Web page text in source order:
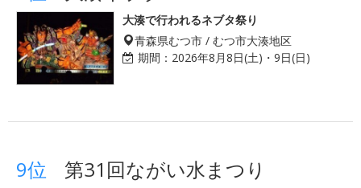
大湊で行われるネブタ祭り
青森県むつ市 / むつ市大湊地区
期間： 2026年8月8日(土)・9日(日)
9位 第31回ながい水まつり